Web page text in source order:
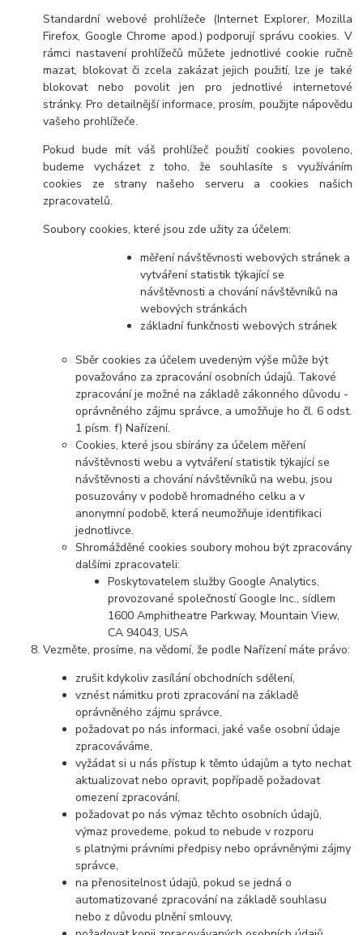
Standardní webové prohlížeče (Internet Explorer, Mozilla
Firefox, Google Chrome apod.) podporují správu cookies. V
rámci nastavení prohlížečů můžete jednotlivé cookie ručně
mazat, blokovat či zcela zakázat jejich použití, lze je také
blokovat nebo povolit jen pro jednotlivé internetové
stránky. Pro detailnější informace, prosím, použijte nápovědu
vašeho prohlížeče.
Pokud bude mít váš prohlížeč použití cookies povoleno,
budeme vycházet z toho, že souhlasíte s využíváním
cookies ze strany našeho serveru a cookies našich
zpracovatelů.
Soubory cookies, které jsou zde užity za účelem:
měření návštěvnosti webových stránek a
vytváření statistik týkající se
návštěvnosti a chování návštěvníků na
webových stránkách
základní funkčnosti webových stránek
Sběr cookies za účelem uvedeným výše může být
považováno za zpracování osobních údajů. Takové
zpracování je možné na základě zákonného důvodu -
oprávněného zájmu správce, a umožňuje ho čl. 6 odst.
1 písm. f) Nařízení.
Cookies, které jsou sbírány za účelem měření
návštěvnosti webu a vytváření statistik týkající se
návštěvnosti a chování návštěvníků na webu, jsou
posuzovány v podobě hromadného celku a v
anonymní podobě, která neumožňuje identifikaci
jednotlivce.
Shromážděné cookies soubory mohou být zpracovány
dalšími zpracovateli:
Poskytovatelem služby Google Analytics,
provozované společností Google Inc., sídlem
1600 Amphitheatre Parkway, Mountain View,
CA 94043, USA
Vezměte, prosíme, na vědomí, že podle Nařízení máte právo:
zrušit kdykoliv zasílání obchodních sdělení,
vznést námitku proti zpracování na základě
oprávněného zájmu správce,
požadovat po nás informaci, jaké vaše osobní údaje
zpracováváme,
vyžádat si u nás přístup k těmto údajům a tyto nechat
aktualizovat nebo opravit, popřípadě požadovat
omezení zpracování,
požadovat po nás výmaz těchto osobních údajů,
výmaz provedeme, pokud to nebude v rozporu
s platnými právními předpisy nebo oprávněnými zájmy
správce,
na přenositelnost údajů, pokud se jedná o
automatizované zpracování na základě souhlasu
nebo z důvodu plnění smlouvy,